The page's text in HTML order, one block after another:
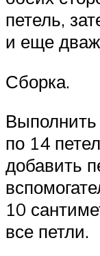
петель,
и еще
Сборка.
по 14
добавить
10
все петли.